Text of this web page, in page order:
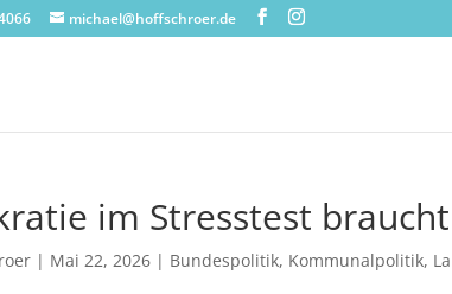
michael@hoffschroer.de
im Stresstest
| Mai 22, 2026 | Bundespolitik, Kommunalpolitik,